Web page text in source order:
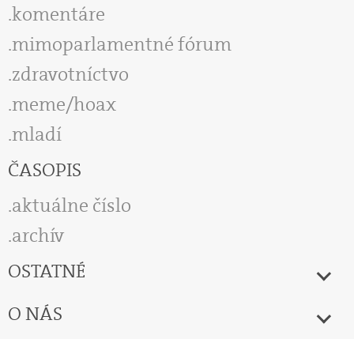
komentáre
mimoparlamentné fórum
zdravotníctvo
meme/hoax
mladí
ČASOPIS
aktuálne číslo
archív
OSTATNÉ
O NÁS